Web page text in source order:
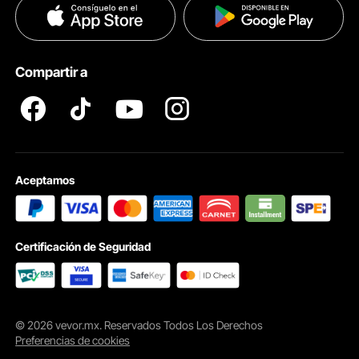
Sartenes de acero inoxidable de grado alimenticio
En este juego se incluyen dos recipientes para alimentos de 1/3, perfectos
para almacenamiento por separado. Todas estas sartenes están hechas
Ayuda & FAQs
Políticas de Privacidad
Compartir a
Aceptamos
Certificación de Seguridad
© 2026 vevor.mx. Reservados Todos Los Derechos
Preferencias de cookies